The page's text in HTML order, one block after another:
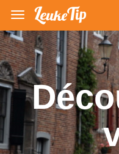
Toggle
navigation